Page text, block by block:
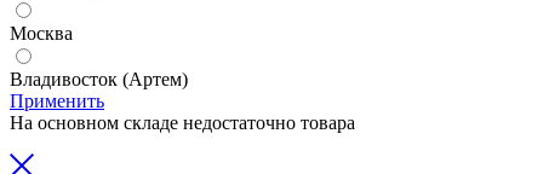
Москва
Владивосток (Артем)
Применить
На основном складе недостаточно товара